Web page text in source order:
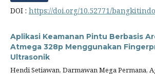
DOI : https://doi.org/10.52771/
Aplikasi Keamanan Pintu Berbasis
Atmega 328p Menggunakan
Ultrasonik
Hendi Setiawan, Darmawan Mega Permana,